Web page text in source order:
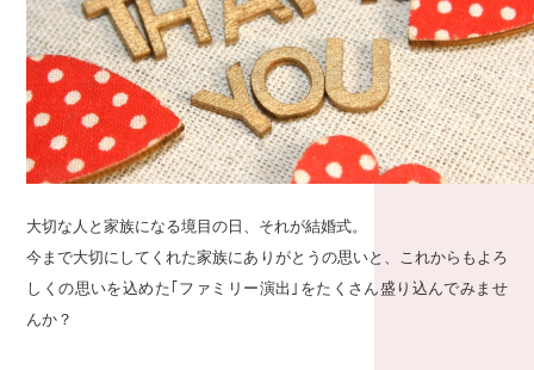
大切な人と家族になる境目の日、それが結婚式。
今まで大切にしてくれた家族にありがとうの思いと、これからもよろ
しくの思いを込めた｢ファミリー演出｣をたくさん盛り込んでみませ
んか？